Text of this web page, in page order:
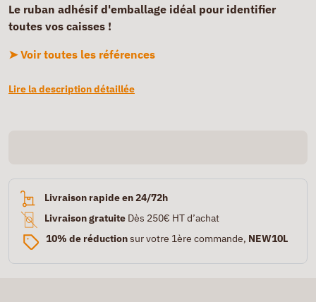
Le ruban adhésif d'emballage idéal pour identifier
toutes vos caisses !
➤ Voir toutes les références
Lire la description détaillée
Livraison rapide en 24/72h
Livraison gratuite Dès 250€ HT d’achat
10% de réductionsur votre 1ère commande, NEW10L